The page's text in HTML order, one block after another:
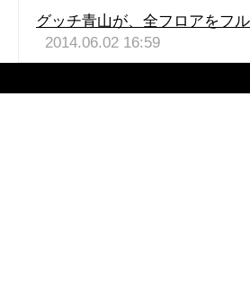
グッチ青山が、全フロアをフ
2014.06.02 16:59